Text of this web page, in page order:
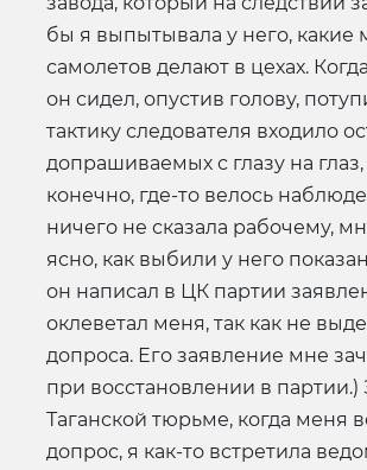
бы я выпытывала у него, какие
самолетов делают в цехах.
он сидел, опустив голову,
тактику следователя входило
допрашиваемых с глазу на глаз,
конечно, где-то велось
ничего не сказала рабочему,
ясно, как выбили у него
он написал в ЦК партии
оклеветал меня, так как не
допроса. Его заявление мне
при восстановлении в партии.)
Таганской тюрьме, когда меня
допрос, я как-то встретила